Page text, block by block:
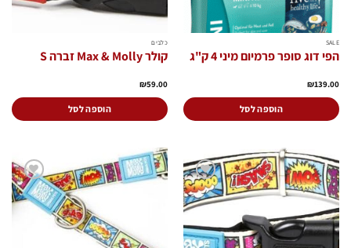
SALE
הפי דוג סופר פרמיום מיני 4 ק"ג
₪139.00
הוספה לסל
כלבים
קולר Max & Molly זברה S
₪59.00
הוספה לסל
הוסף
לרשימת
המשאלות
הוסף
לרשימת
המשאלות